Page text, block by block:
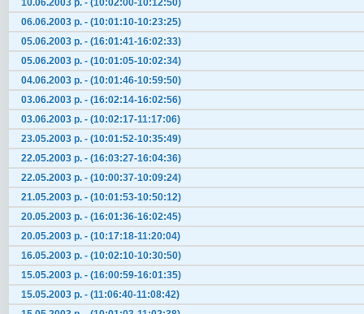
10.06.2003 р. - (10:02:00-10:12:50)
06.06.2003 р. - (10:01:10-10:23:25)
05.06.2003 р. - (16:01:41-16:02:33)
05.06.2003 р. - (10:01:05-10:02:34)
04.06.2003 р. - (10:01:46-10:59:50)
03.06.2003 р. - (16:02:14-16:02:56)
03.06.2003 р. - (10:02:17-11:17:06)
23.05.2003 р. - (10:01:52-10:35:49)
22.05.2003 р. - (16:03:27-16:04:36)
22.05.2003 р. - (10:00:37-10:09:24)
21.05.2003 р. - (10:01:53-10:50:12)
20.05.2003 р. - (16:01:36-16:02:45)
20.05.2003 р. - (10:17:18-11:20:04)
16.05.2003 р. - (10:02:10-10:30:50)
15.05.2003 р. - (16:00:59-16:01:35)
15.05.2003 р. - (11:06:40-11:08:42)